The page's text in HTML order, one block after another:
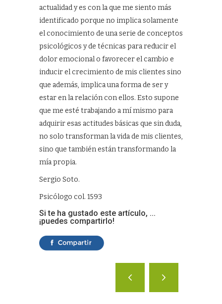
actualidad y es con la que me siento más
identificado porque no implica solamente
el conocimiento de una serie de conceptos
psicológicos y de técnicas para reducir el
dolor emocional o favorecer el cambio e
inducir el crecimiento de mis clientes sino
que además, implica una forma de ser y
estar en la relación con ellos. Esto supone
que me esté trabajando a mí mismo para
adquirir esas actitudes básicas que sin duda,
no solo transforman la vida de mis clientes,
sino que también están transformando la
mía propia.
Sergio Soto.
Psicólogo col. 1593
Si te ha gustado este artículo, ...
¡puedes compartirlo!